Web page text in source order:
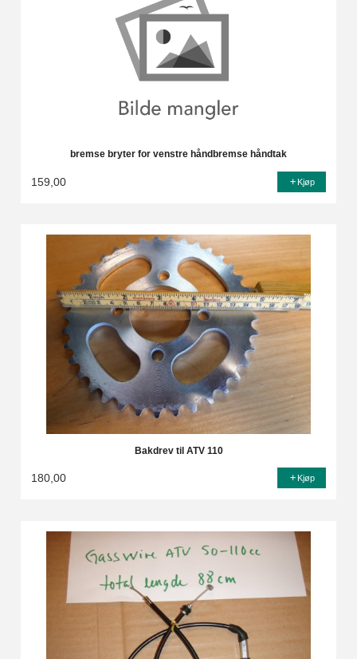
bremse bryter for venstre håndbremse håndtak
159,00 Kjøp
Bakdrev til ATV 110
180,00 Kjøp